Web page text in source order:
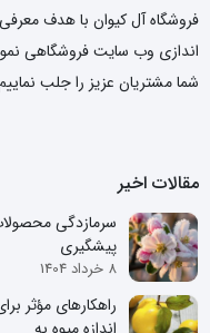
فروشگاه آل کیوان با هدف معرفی
اندازی وب سایت فروشگاهی
شما مشتریان عزیز را جلب
مقالات اخیر
سرمازدگی
پیشگیری
8 خرداد 1404
راهکارهای مؤثر